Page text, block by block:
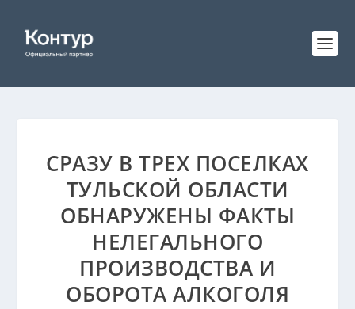
СРАЗУ В ТРЕХ ПОСЕЛКАХ
ТУЛЬСКОЙ ОБЛАСТИ
ОБНАРУЖЕНЫ ФАКТЫ
НЕЛЕГАЛЬНОГО
ПРОИЗВОДСТВА И
ОБОРОТА АЛКОГОЛЯ